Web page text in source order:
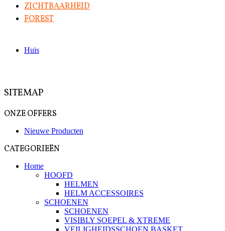
ZICHTBAARHEID
FOREST
Huis
SITEMAP
ONZE OFFERS
Nieuwe Producten
CATEGORIEËN
Home
HOOFD
HELMEN
HELM ACCESSOIRES
SCHOENEN
SCHOENEN
VISIBLY SOEPEL & XTREME